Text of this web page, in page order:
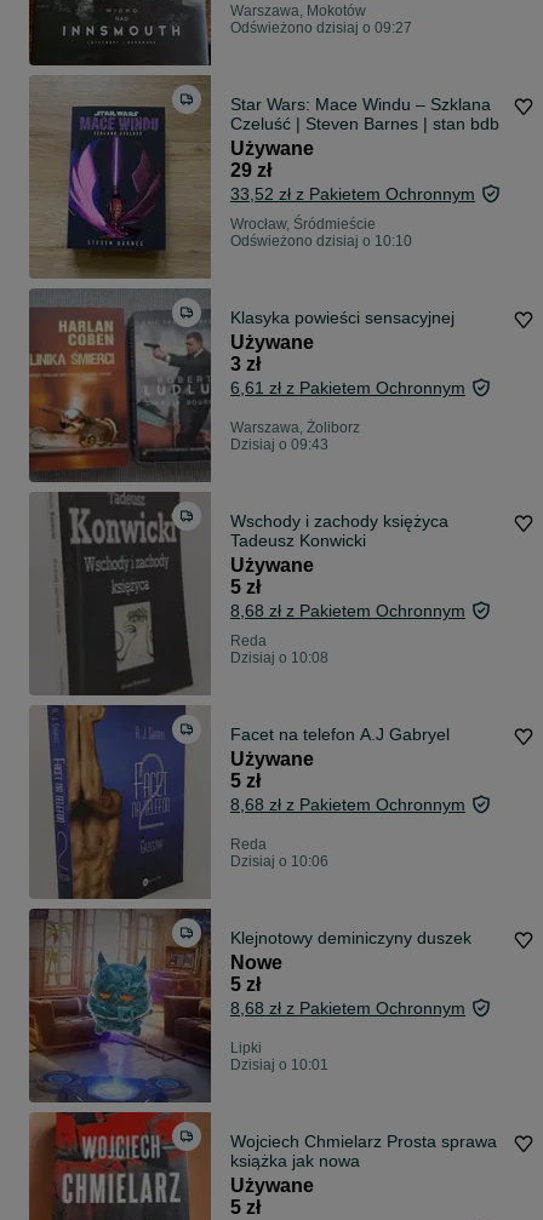
Warszawa, Mokotów
Odświeżono dzisiaj o 09:27
Star Wars: Mace Windu – Szklana
Czeluść | Steven Barnes | stan bdb
Używane
29 zł
33,52 zł z Pakietem Ochronnym
Wrocław, Śródmieście
Odświeżono dzisiaj o 10:10
Klasyka powieści sensacyjnej
Używane
3 zł
6,61 zł z Pakietem Ochronnym
Warszawa, Żoliborz
Dzisiaj o 09:43
Wschody i zachody księżyca
Tadeusz Konwicki
Używane
5 zł
8,68 zł z Pakietem Ochronnym
Reda
Dzisiaj o 10:08
Facet na telefon A.J Gabryel
Używane
5 zł
8,68 zł z Pakietem Ochronnym
Reda
Dzisiaj o 10:06
Klejnotowy deminiczyny duszek
Nowe
5 zł
8,68 zł z Pakietem Ochronnym
Lipki
Dzisiaj o 10:01
Wojciech Chmielarz Prosta sprawa
książka jak nowa
Używane
5 zł